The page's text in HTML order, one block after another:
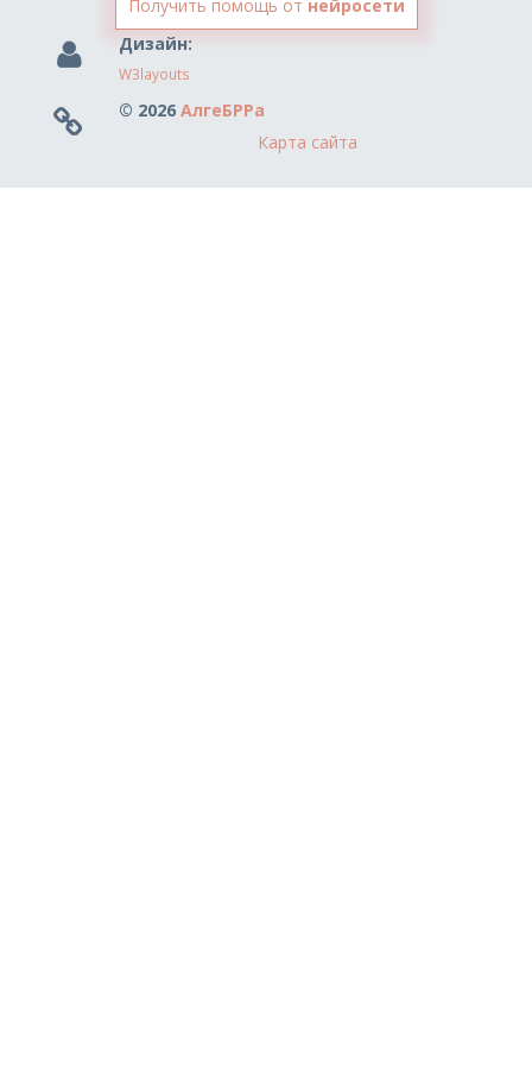
Получить помощь от нейросети
Дизайн:
W3layouts
© 2026 АлгеБРРа
Карта сайта